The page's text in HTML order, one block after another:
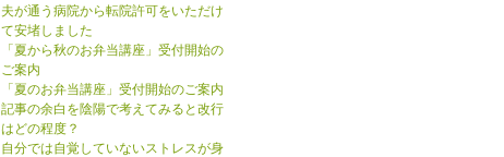
夫が通う病院から転院許可をいただけ
て安堵しました
「夏から秋のお弁当講座」受付開始の
ご案内
「夏のお弁当講座」受付開始のご案内
記事の余白を陰陽で考えてみると改行
はどの程度？
自分では自覚していないストレスが身